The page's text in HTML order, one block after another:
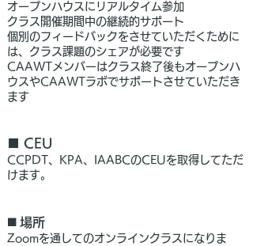
オープンハウスにリアルタイム参加
クラス開催期間中の継続的サポート
個別のフィードバックをさせていただくために
は、クラス課題のシェアが必要です
CAAWTメンバーはクラス終了後もオープンハ
ウスやCAAWTラボでサポートさせていただき
ます
■ CEU
CCPDT、KPA、IAABCのCEUを取得してただ
けます。
◼️ 場所
Zoomを通してのオンラインクラスになりま